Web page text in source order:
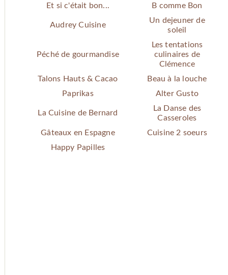
Et si c'était bon...
B comme Bon
Audrey Cuisine
Un dejeuner de
soleil
Péché de gourmandise
Les tentations
culinaires de
Clémence
Talons Hauts & Cacao
Beau à la louche
Paprikas
Alter Gusto
La Cuisine de Bernard
La Danse des
Casseroles
Gâteaux en Espagne
Cuisine 2 soeurs
Happy Papilles